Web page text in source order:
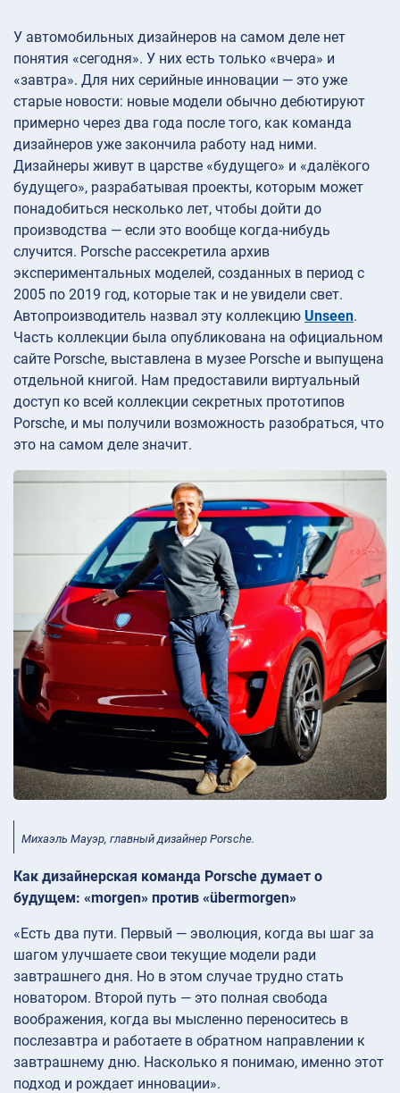
У автомобильных дизайнеров на самом деле нет
понятия «сегодня». У них есть только «вчера» и
«завтра». Для них серийные инновации — это уже
старые новости: новые модели обычно дебютируют
примерно через два года после того, как команда
дизайнеров уже закончила работу над ними.
Дизайнеры живут в царстве «будущего» и «далёкого
будущего», разрабатывая проекты, которым может
понадобиться несколько лет, чтобы дойти до
производства — если это вообще когда-нибудь
случится. Porsche рассекретила архив
экспериментальных моделей, созданных в период с
2005 по 2019 год, которые так и не увидели свет.
Автопроизводитель назвал эту коллекцию Unseen.
Часть коллекции была опубликована на официальном
сайте Porsche, выставлена в музее Porsche и выпущена
отдельной книгой. Нам предоставили виртуальный
доступ ко всей коллекции секретных прототипов
Porsche, и мы получили возможность разобраться, что
это на самом деле значит.
Михаэль Мауэр, главный дизайнер Porsche.
Как дизайнерская команда Porsche думает о
будущем: «morgen» против «übermorgen»
«Есть два пути. Первый — эволюция, когда вы шаг за
шагом улучшаете свои текущие модели ради
завтрашнего дня. Но в этом случае трудно стать
новатором. Второй путь — это полная свобода
воображения, когда вы мысленно переноситесь в
послезавтра и работаете в обратном направлении к
завтрашнему дню. Насколько я понимаю, именно этот
подход и рождает инновации».